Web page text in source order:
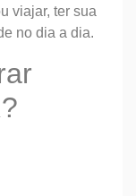
viajar, ter sua
no dia a dia.